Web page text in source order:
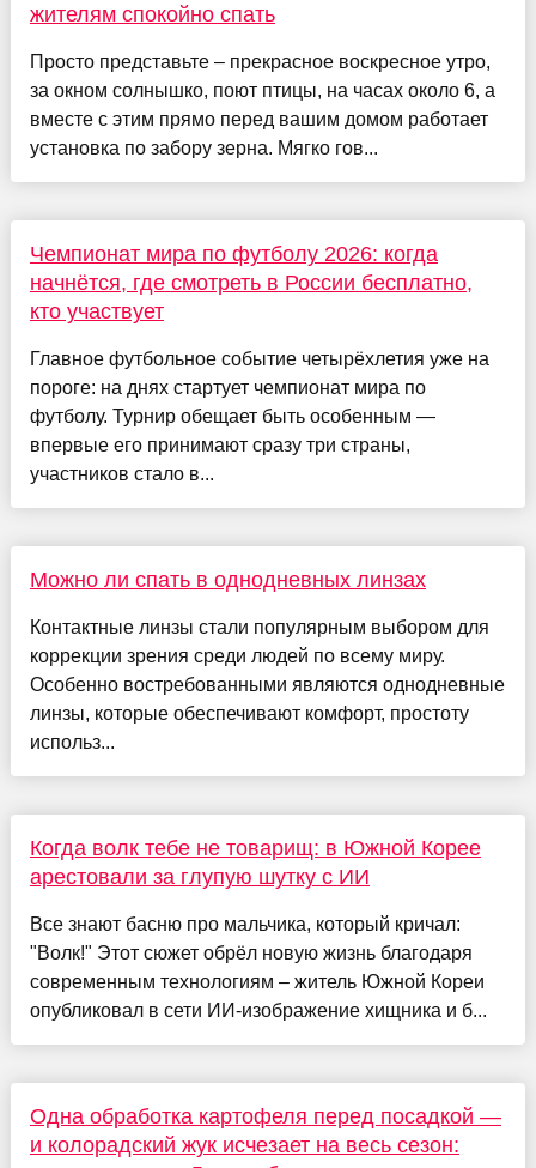
жителям спокойно спать
Просто представьте – прекрасное воскресное утро,
за окном солнышко, поют птицы, на часах около 6, а
вместе с этим прямо перед вашим домом работает
установка по забору зерна. Мягко гов...
Чемпионат мира по футболу 2026: когда
начнётся, где смотреть в России бесплатно,
кто участвует
Главное футбольное событие четырёхлетия уже на
пороге: на днях стартует чемпионат мира по
футболу. Турнир обещает быть особенным —
впервые его принимают сразу три страны,
участников стало в...
Можно ли спать в однодневных линзах
Контактные линзы стали популярным выбором для
коррекции зрения среди людей по всему миру.
Особенно востребованными являются однодневные
линзы, которые обеспечивают комфорт, простоту
использ...
Когда волк тебе не товарищ: в Южной Корее
арестовали за глупую шутку с ИИ
Все знают басню про мальчика, который кричал:
"Волк!" Этот сюжет обрёл новую жизнь благодаря
современным технологиям – житель Южной Кореи
опубликовал в сети ИИ-изображение хищника и б...
Одна обработка картофеля перед посадкой —
и колорадский жук исчезает на весь сезон: